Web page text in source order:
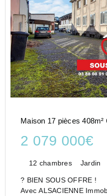
Maison 17 pièces
2 079 000€
12 chambres Jardin
? BIEN SOUS OFFRE !
Avec ALSACIENNE